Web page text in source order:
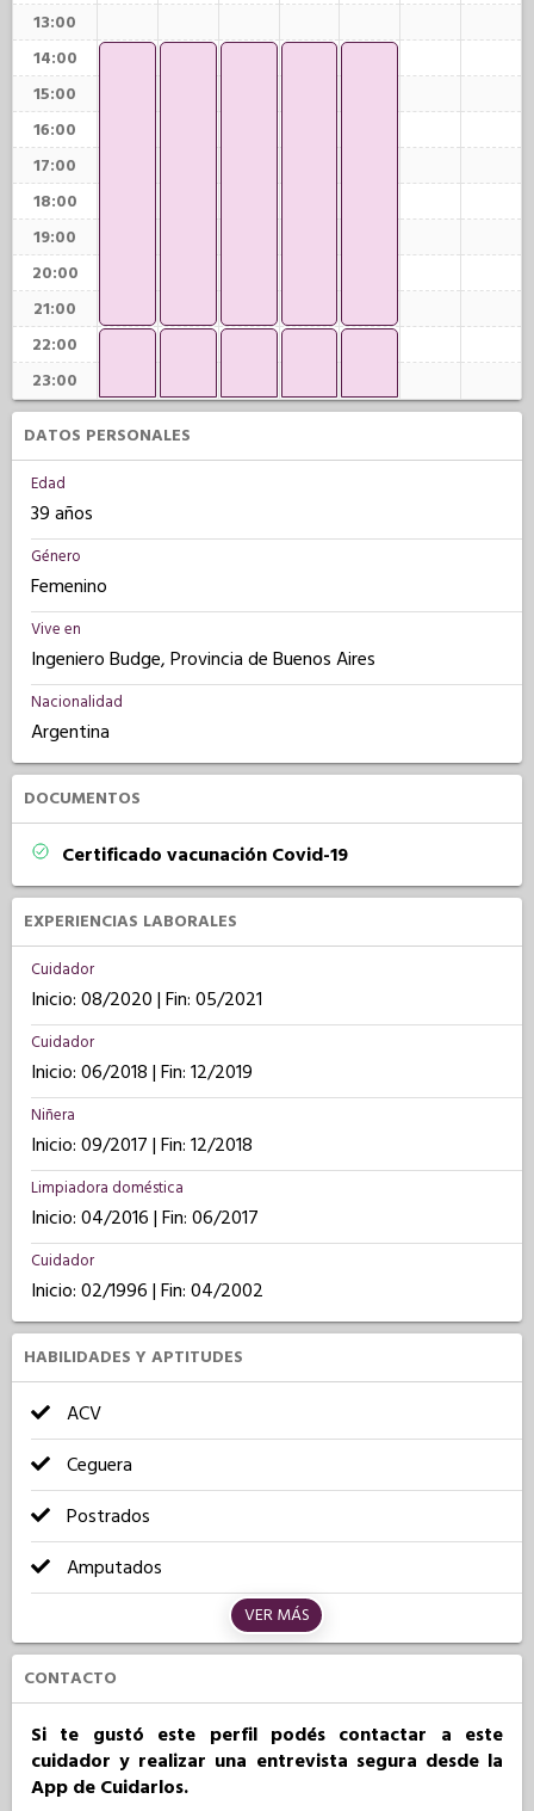
13:00
14:00
15:00
16:00
17:00
18:00
19:00
20:00
21:00
22:00
23:00
DATOS PERSONALES
Edad
39 años
Género
Femenino
Vive en
Ingeniero Budge, Provincia de Buenos Aires
Nacionalidad
Argentina
DOCUMENTOS
Certificado vacunación Covid-19
EXPERIENCIAS LABORALES
Cuidador
Inicio: 08/2020 | Fin: 05/2021
Cuidador
Inicio: 06/2018 | Fin: 12/2019
Niñera
Inicio: 09/2017 | Fin: 12/2018
Limpiadora doméstica
Inicio: 04/2016 | Fin: 06/2017
Cuidador
Inicio: 02/1996 | Fin: 04/2002
HABILIDADES Y APTITUDES
ACV
Ceguera
Postrados
Amputados
VER MÁS
CONTACTO
Si te gustó este perfil podés contactar a este
cuidador y realizar una entrevista segura desde la
App de Cuidarlos.